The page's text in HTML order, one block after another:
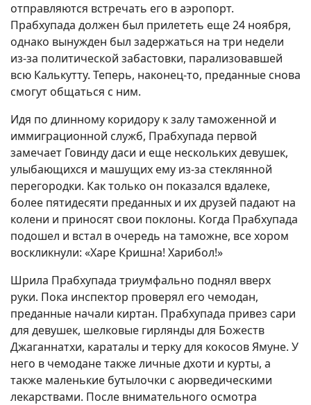
отправляются встречать его в аэропорт.
Прабхупада должен был прилететь еще 24 ноября,
однако вынужден был задержаться на три недели
из-за политической забастовки, парализовавшей
всю Калькутту. Теперь, наконец-то, преданные снова
смогут общаться с ним.
Идя по длинному коридору к залу таможенной и
иммиграционной служб, Прабхупада первой
замечает Говинду даси и еще нескольких девушек,
улыбающихся и машущих ему из-за стеклянной
перегородки. Как только он показался вдалеке,
более пятидесяти преданных и их друзей падают на
колени и приносят свои поклоны. Когда Прабхупада
подошел и встал в очередь на таможне, все хором
воскликнули: «Харе Кришна! Харибол!»
Шрила Прабхупада триумфально поднял вверх
руки. Пока инспектор проверял его чемодан,
преданные начали киртан. Прабхупада привез сари
для девушек, шелковые гирлянды для Божеств
Джаганнатхи, караталы и терку для кокосов Ямуне. У
него в чемодане также личные дхоти и курты, а
также маленькие бутылочки с аюрведическими
лекарствами. После внимательного осмотра